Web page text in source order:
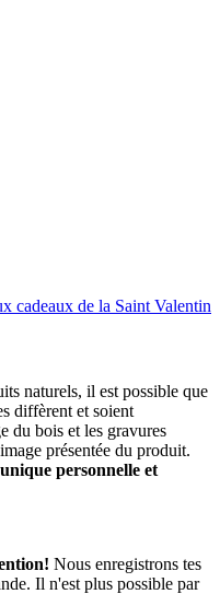
cadeaux de la Saint Valentin
naturels, il est possible que
diffèrent et soient
du bois et les gravures
présentée du produit.
personnelle et
Nous enregistrons tes
Il n'est plus possible par